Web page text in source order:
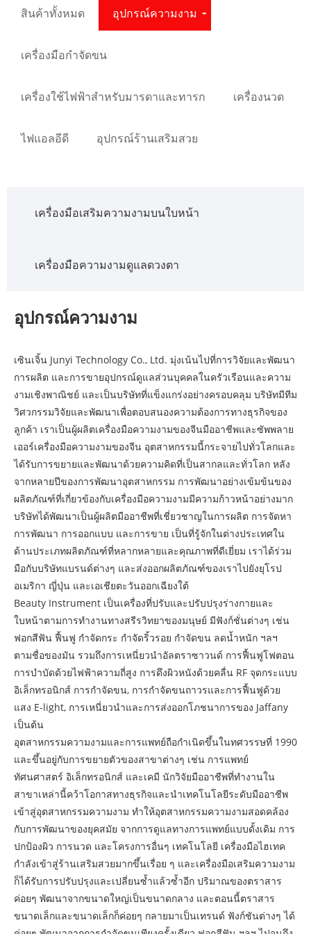
สินค้าทั้งหมด อุปกรณ์ความงาม
เครื่องมือกำจัดขน
เครื่องใช้ไฟฟ้าสำหรับมารดาและทารก เครื่องนวด
ไฟแอลอีดี อุปกรณ์ร้านเสริมสวย
เครื่องมือเสริมความงามบนใบหน้า
เครื่องมือความงามดูแลดวงตา
อุปกรณ์ความงาม
เซินเจิ้น Junyi Technology Co., Ltd. มุ่งเน้นไปที่การวิจัยและพัฒนา
การผลิต และการขายอุปกรณ์ดูแลส่วนบุคคลในครัวเรือนและความ
งามเชิงพาณิชย์ และเป็นบริษัทที่แข็งแกร่งอย่างครอบคลุม บริษัทมีทีม
วิศวกรรมวิจัยและพัฒนาเพื่อตอบสนองความต้องการทางธุรกิจของ
ลูกค้า เราเป็นผู้ผลิตเครื่องมือความงามของจีนมืออาชีพและซัพพลาย
เออร์เครื่องมือความงามของจีน อุตสาหกรรมนี้กระจายไปทั่วโลกและ
ได้รับการขยายและพัฒนาด้วยความคิดที่เป็นสากลและทั่วโลก หลัง
จากหลายปีของการพัฒนาอุตสาหกรรม การพัฒนาอย่างเข้มข้นของ
ผลิตภัณฑ์ที่เกี่ยวข้องกับเครื่องมือความงามมีความก้าวหน้าอย่างมาก
บริษัทได้พัฒนาเป็นผู้ผลิตมืออาชีพที่เชี่ยวชาญในการผลิต การจัดหา
การพัฒนา การออกแบบ และการขาย เป็นที่รู้จักในต่างประเทศใน
ด้านประเภทผลิตภัณฑ์ที่หลากหลายและคุณภาพที่ดีเยี่ยม เราได้ร่วม
มือกับบริษัทแบรนด์ต่างๆ และส่งออกผลิตภัณฑ์ของเราไปยังยุโรป
อเมริกา ญี่ปุ่น และเอเชียตะวันออกเฉียงใต้
Beauty Instrument เป็นเครื่องที่ปรับและปรับปรุงร่างกายและ
ใบหน้าตามการทำงานทางสรีรวิทยาของมนุษย์ มีฟังก์ชั่นต่างๆ เช่น
ฟอกสีฟัน ฟื้นฟู กำจัดกระ กำจัดริ้วรอย กำจัดขน ลดน้ำหนัก ฯลฯ
ตามชื่อของมัน รวมถึงการเหนี่ยวนำอัลตราซาวนด์ การฟื้นฟูโฟตอน
การบำบัดด้วยไฟฟ้าความถี่สูง การดึงผิวหนังด้วยคลื่น RF จุดกระแบบ
อิเล็กทรอนิกส์ การกำจัดขน, การกำจัดขนถาวรและการฟื้นฟูด้วย
แสง E-light, การเหนี่ยวนำและการส่งออกโภชนาการของ Jaffany
เป็นต้น
อุตสาหกรรมความงามและการแพทย์ถือกำเนิดขึ้นในทศวรรษที่ 1990
และขึ้นอยู่กับการขยายตัวของสาขาต่างๆ เช่น การแพทย์
ทัศนศาสตร์ อิเล็กทรอนิกส์ และเคมี นักวิจัยมืออาชีพที่ทำงานใน
สาขาเหล่านี้คว้าโอกาสทางธุรกิจและนำเทคโนโลยีระดับมืออาชีพ
เข้าสู่อุตสาหกรรมความงาม ทำให้อุตสาหกรรมความงามสอดคล้อง
กับการพัฒนาของยุคสมัย จากการดูแลทางการแพทย์แบบดั้งเดิม การ
ปกป้องผิว การนวด และโครงการอื่นๆ เทคโนโลยี เครื่องมือไฮเทค
กำลังเข้าสู่ร้านเสริมสวยมากขึ้นเรื่อย ๆ และเครื่องมือเสริมความงาม
ก็ได้รับการปรับปรุงและเปลี่ยนซ้ำแล้วซ้ำอีก ปริมาณของตราสาร
ค่อยๆ พัฒนาจากขนาดใหญ่เป็นขนาดกลาง และตอนนี้ตราสาร
ขนาดเล็กและขนาดเล็กก็ค่อยๆ กลายมาเป็นเทรนด์ ฟังก์ชันต่างๆ ได้